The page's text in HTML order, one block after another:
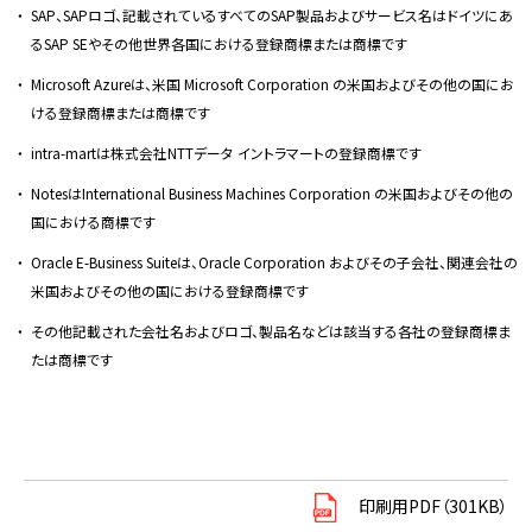
SAP、SAPロゴ、記載されているすべてのSAP製品およびサービス名はドイツにあ
るSAP SEやその他世界各国における登録商標または商標です
Microsoft Azureは、米国 Microsoft Corporation の米国およびその他の国にお
ける登録商標または商標です
intra-martは株式会社NTTデータ イントラマートの登録商標です
NotesはInternational Business Machines Corporation の米国およびその他の
国における商標です
Oracle E-Business Suiteは、Oracle Corporation およびその子会社、関連会社の
米国およびその他の国における登録商標です
その他記載された会社名およびロゴ、製品名などは該当する各社の登録商標ま
たは商標です
印刷用PDF（301KB）